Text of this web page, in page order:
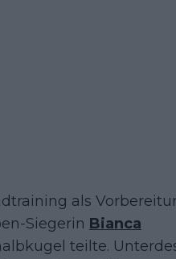
als
Siegerin Bianca
teilte.